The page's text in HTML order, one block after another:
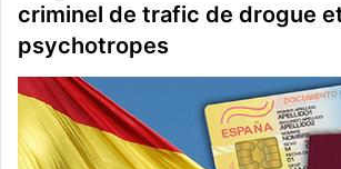
criminel de trafic de drogue
psychotropes